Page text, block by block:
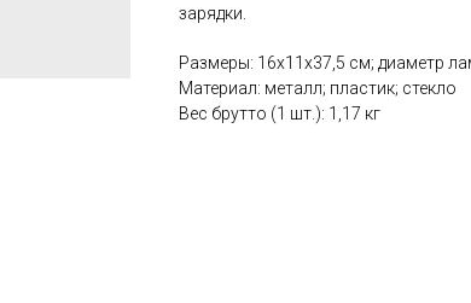
зарядки.
Размеры: 16х11х37,5 см; диаметр
Материал: металл; пластик; стекло
Вес брутто (1 шт.): 1,17 кг